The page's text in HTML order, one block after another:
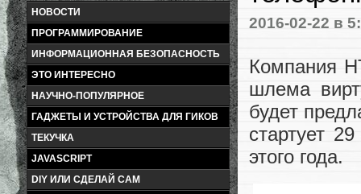
НОВОСТИ
ПРОГРАММИРОВАНИЕ
ИНФОРМАЦИОННАЯ БЕЗОПАСНОСТЬ
ЭТО ИНТЕРЕСНО
НАУЧНО-ПОПУЛЯРНОЕ
ГАДЖЕТЫ И УСТРОЙСТВА ДЛЯ ГИКОВ
ТЕКУЧКА
JAVASCRIPT
DIY ИЛИ СДЕЛАЙ САМ
2016-02-22 в
Компания
шлема
будет
стартует
этого года.